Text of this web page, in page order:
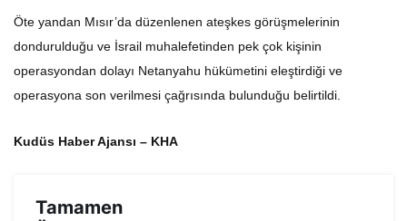
Öte yandan Mısır’da düzenlenen ateşkes görüşmelerinin
dondurulduğu ve İsrail muhalefetinden pek çok kişinin
operasyondan dolayı Netanyahu hükümetini eleştirdiği ve
operasyona son verilmesi çağrısında bulunduğu belirtildi.
Kudüs Haber Ajansı – KHA
Tamamen